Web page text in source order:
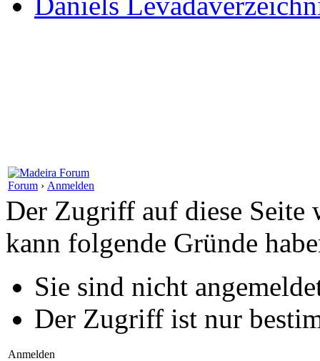
Forum › Anmelden
Der Zugriff auf diese Seite
kann folgende Gründe
Sie sind nicht
Der Zugriff ist nur
Anmelden